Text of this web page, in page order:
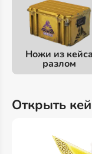
Ножи из кейса
разлом
Открыть